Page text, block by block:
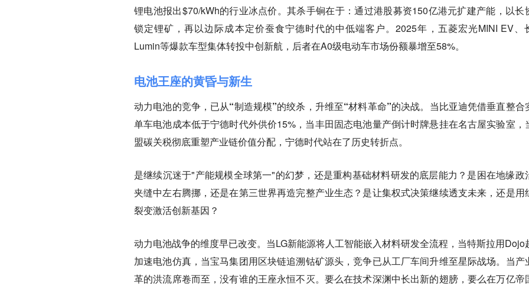
锂电池报出$70/kWh的行业冰点价。其杀手锏在于：通过港股募资150亿港元扩建产能，以长
锁定锂矿，再以边际成本定价蚕食宁德时代的中低端客户。2025年，五菱宏光MINI EV、
Lumin等爆款车型集体转投中创新航，后者在A0级电动车市场份额暴增至58%。
电池王座的黄昏与新生
动力电池的竞争，已从“制造规模”的绞杀，升维至“材料革命”的决战。 当比亚迪凭借垂直整合
单车电池成本低于宁德时代外供价15%，当丰田固态电池量产倒计时牌悬挂在名古屋实验室，
盟碳关税彻底重塑产业链价值分配，宁德时代站在了历史转折点。
是继续沉迷于"产能规模全球第一"的幻梦，还是重构基础材料研发的底层能力？是困在地缘政
夹缝中左右腾挪，还是在第三世界再造完整产业生态？是让集权式决策继续透支未来，还是用
裂变激活创新基因？
动力电池战争的维度早已改变。当LG新能源将人工智能嵌入材料研发全流程，当特斯拉用Dojo
加速电池仿真，当宝马集团用区块链追溯钴矿源头，竞争已从工厂车间升维至星际战场。 当产
革的洪流席卷而至，没有谁的王座永恒不灭。要么在技术深渊中长出新的翅膀，要么在万亿帝